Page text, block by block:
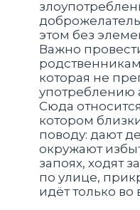
этом без
Важно
которая не
употреблению
Сюда
котором
поводу: дают
окружают
запоях, ходят
по улице,
идёт только во